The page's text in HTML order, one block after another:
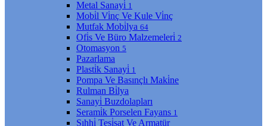
Metal Sanayi̇ 1
Mobi̇l Vi̇nç Ve Kule Vi̇nç
Mutfak Mobi̇lya 64
Ofi̇s Ve Büro Malzemeleri̇ 2
Otomasyon 5
Pazarlama
Plasti̇k Sanayi̇ 1
Pompa Ve Basınçlı Maki̇ne
Rulman Bi̇lya
Sanayi̇ Buzdolapları
Serami̇k Porselen Fayans 1
Sıhhi̇ Tesi̇sat Ve Armatür